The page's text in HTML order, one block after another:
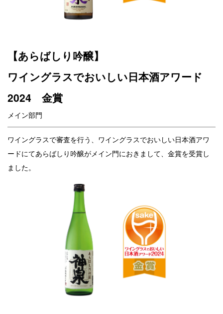
【あらばしり吟醸】
ワイングラスでおいしい日本酒アワード
2024 金賞
メイン部門
ワイングラスで審査を行う、ワイングラスでおいしい日本酒アワ
ードにてあらばしり吟醸がメイン門におきまして、金賞を受賞し
ました。